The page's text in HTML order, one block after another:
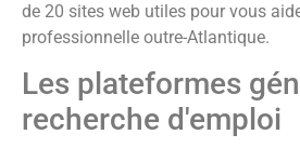
de 20 sites web utiles pour vous
professionnelle outre-Atlantique.
Les plateformes
recherche d'emploi